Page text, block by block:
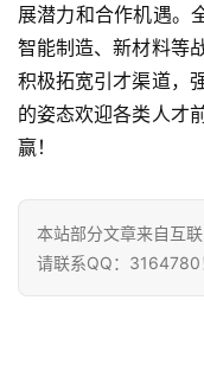
深
度
学
习
算
登录
展潜力和合作机遇。
智能制造、新材料等
积极拓宽引才渠道，
的姿态欢迎各类人才
赢！
本站部分文章来自互
请联系QQ：3164780